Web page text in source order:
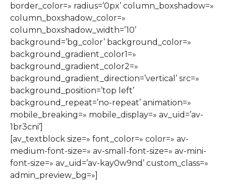
border_color=» radius=’0px’ column_boxshadow=»
column_boxshadow_color=»
column_boxshadow_width=’10’
background=’bg_color’ background_color=»
background_gradient_color1=»
background_gradient_color2=»
background_gradient_direction=’vertical’ src=»
background_position=’top left’
background_repeat=’no-repeat’ animation=»
mobile_breaking=» mobile_display=» av_uid=’av-
1br3cni’]
[av_textblock size=» font_color=» color=» av-
medium-font-size=» av-small-font-size=» av-mini-
font-size=» av_uid=’av-kay0w9nd’ custom_class=»
admin_preview_bg=»]